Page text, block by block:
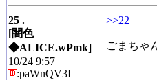
25 .
[闇色
◆ALICE.wPmk]
10/24 9:57
:paWnQV3I
>>22
ごまちゃ